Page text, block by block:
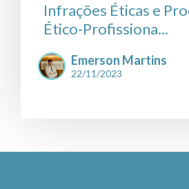
Infrações Éticas e
Ético-Profissiona...
Emerson Martins
22/11/2023